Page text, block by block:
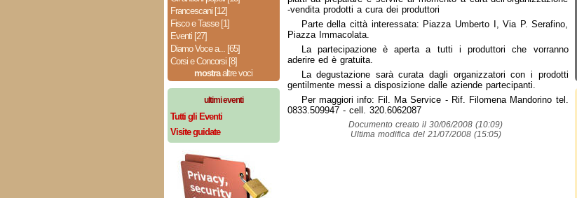
Francescani [12]
Fisco e Tasse [1]
Eventi [27]
Diamo Voce a... [65]
Corsi e Concorsi [8]
mostraaltre voci
ultimi eventi
Tutti gli Eventi
Visite guidate
-vendita prodotti a cura dei produttori
Parte della città interessata: Piazza Umberto I, Via P. Serafino,
Piazza Immacolata.
La partecipazione è aperta a tutti i produttori che vorranno
aderire ed è gratuita.
La degustazione sarà curata dagli organizzatori con i prodotti
gentilmente messi a disposizione dalle aziende partecipanti.
Per maggiori info: Fil. Ma Service - Rif. Filomena Mandorino tel.
0833.509947 - cell. 320.6062087
Documento creato il 30/06/2008 (10:09)
Ultima modifica del 21/07/2008 (15:05)